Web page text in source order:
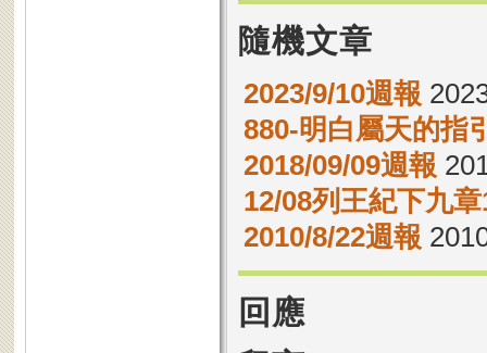
隨機文章
2023/9/10週報
880-明白屬天的指
2018/09/09週報
12/08列王紀下九
2010/8/22週報
回應